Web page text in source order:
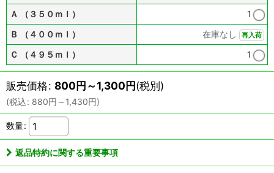
Ａ （３５０ｍｌ）
1
Ｂ （４００ｍｌ）
在庫なし 再入荷
Ｃ （４９５ｍｌ） 1
販売価格: 800円～1,300円(税別)
(税込: 880円 ～1,430円)
数量:
返品特約に関する重要事項